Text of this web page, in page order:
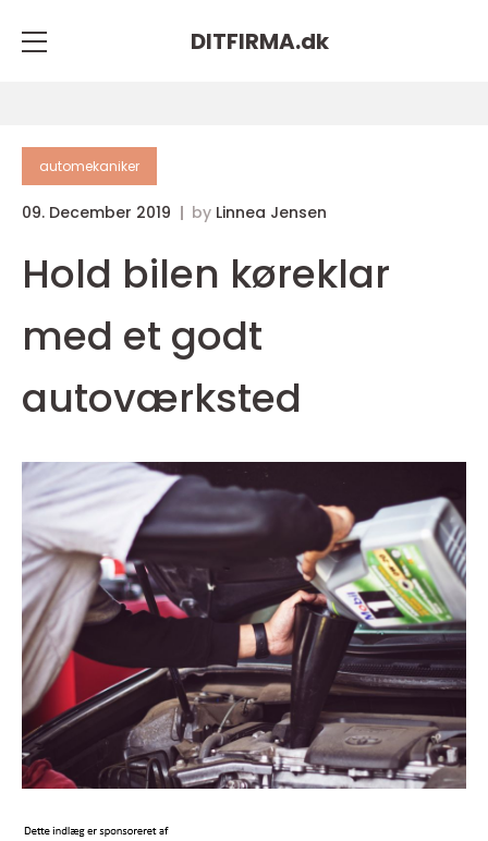
DITFIRMA.dk
automekaniker
09. December 2019 by Linnea Jensen
Hold bilen køreklar
med et godt
autoværksted